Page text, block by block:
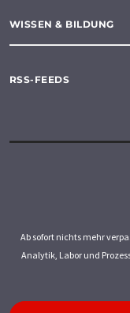
WISSEN & BILDUNG
RSS-FEEDS
Ab sofort nichts mehr
Analytik, Labor und